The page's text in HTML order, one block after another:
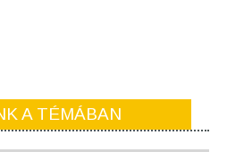
A TÉMÁBAN